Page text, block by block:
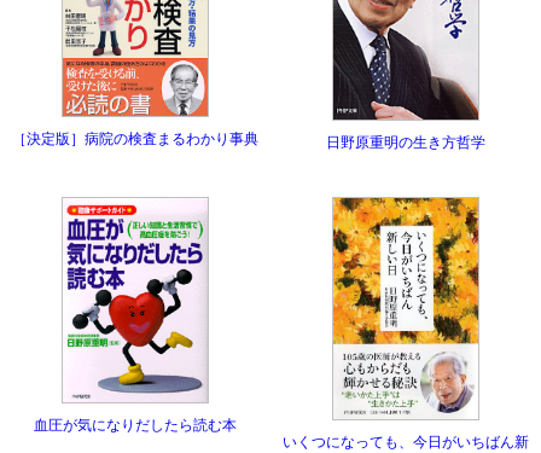
［決定版］病院の検査まるわかり事典 日野原重明の生き方哲学
血圧が気になりだしたら読む本
いくつになっても、今日がいちばん新